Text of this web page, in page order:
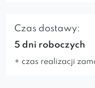
Czas dostawy:
5 dni roboczych
+ czas realizacji